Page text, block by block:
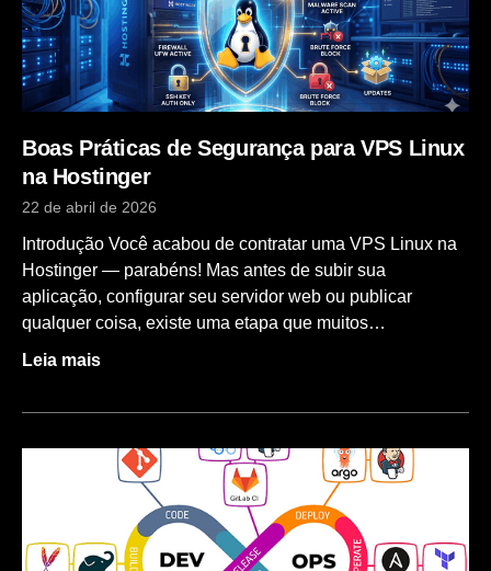
pela Anthropic que padroniza a forma como modelos de
IA acedem a ferramentas externas, ficheiros, APIs e
bases de dados em tempo real. Em termos práticos,
elimina
Boas Práticas de Segurança para VPS Linux
na Hostinger
22 de abril de 2026
Introdução Você acabou de contratar uma VPS Linux na
Hostinger — parabéns! Mas antes de subir sua
aplicação, configurar seu servidor web ou publicar
qualquer coisa, existe uma etapa que muitos
desenvolvedores ignoram (e se arrependem depois):
nenhuma barreira contra tentativas de acesso não
autorizado. Em minutos após a criação, bots já estão
tentando invadir seu servidor. Neste post você vai
aprender, passo a passo, como aplicar as principais boas
práticas de segurança em uma VPS Linux na Hostinger,
Leia mais